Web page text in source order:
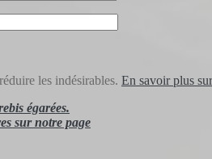
les indésirables. En savoir plus
égarées.
sur notre page